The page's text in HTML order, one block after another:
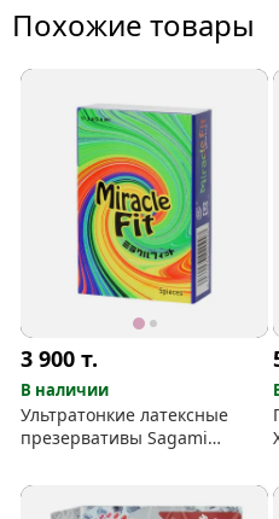
Похожие товары
3 900т.
В наличии
Ультратонкие латексные
презервативы Sagami